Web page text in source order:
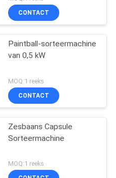
CONTACT
Paintball-sorteermachine
van 0,5 kW
MOQ:1 reeks
CONTACT
Zesbaans Capsule
Sorteermachine
MOQ:1 reeks